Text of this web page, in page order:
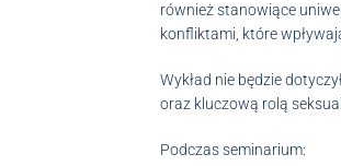
również stanowiące
konfliktami, które
Wykład nie będzie
oraz kluczową rolą
Podczas seminarium: